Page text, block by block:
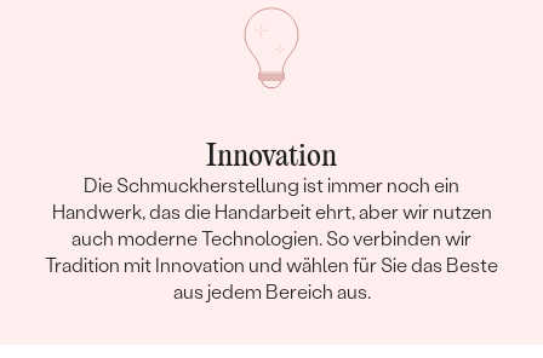
Innovation
Die Schmuckherstellung ist immer noch ein
Handwerk, das die Handarbeit ehrt, aber wir nutzen
auch moderne Technologien. So verbinden wir
Tradition mit Innovation und wählen für Sie das Beste
aus jedem Bereich aus.